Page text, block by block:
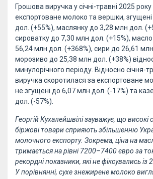
Грошова виручка у січні-травні 2025
експортоване молоко та вершки,
дол. (+55%), маслянку до 3,28 млн дол.
сироватку до 7,30 млн дол. (+15%),
56,24 млн дол. (+368%), сири до 26,61
морозиво до 25,38 млн дол. (+38%)
минулорічного періоду. Відносно січня-
виручка скоротилася за експортоване
не згущені до 6,07 млн дол. (-17%) та
дол. (-57%).
Георгій Кухалейшвілі зауважує, що високі
біржові товари сприяють збільшенню
молочного експорту. Зокрема, ціна на
тримається на рівні 7200–7400 євро за
рекордні показники, які не фіксувались із
У порівнянні, сухе знежирене молоко